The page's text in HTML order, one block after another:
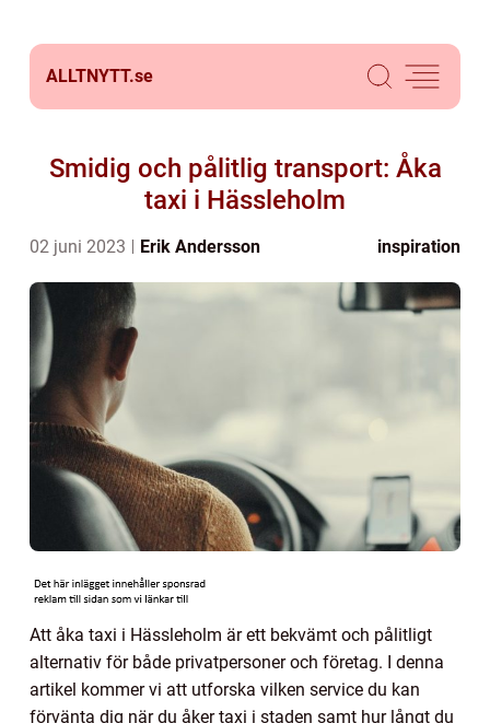
ALLTNYTT.se
Smidig och pålitlig transport: Åka
taxi i Hässleholm
02 juni 2023 Erik Andersson inspiration
Att åka taxi i Hässleholm är ett bekvämt och pålitligt
alternativ för både privatpersoner och företag. I denna
artikel kommer vi att utforska vilken service du kan
förvänta dig när du åker taxi i staden samt hur långt du